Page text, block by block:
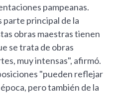
pampeanas.
parte principal de la
obras maestras tienen
se trata de obras
muy intensas", afirmó.
"pueden reflejar
pero también de la